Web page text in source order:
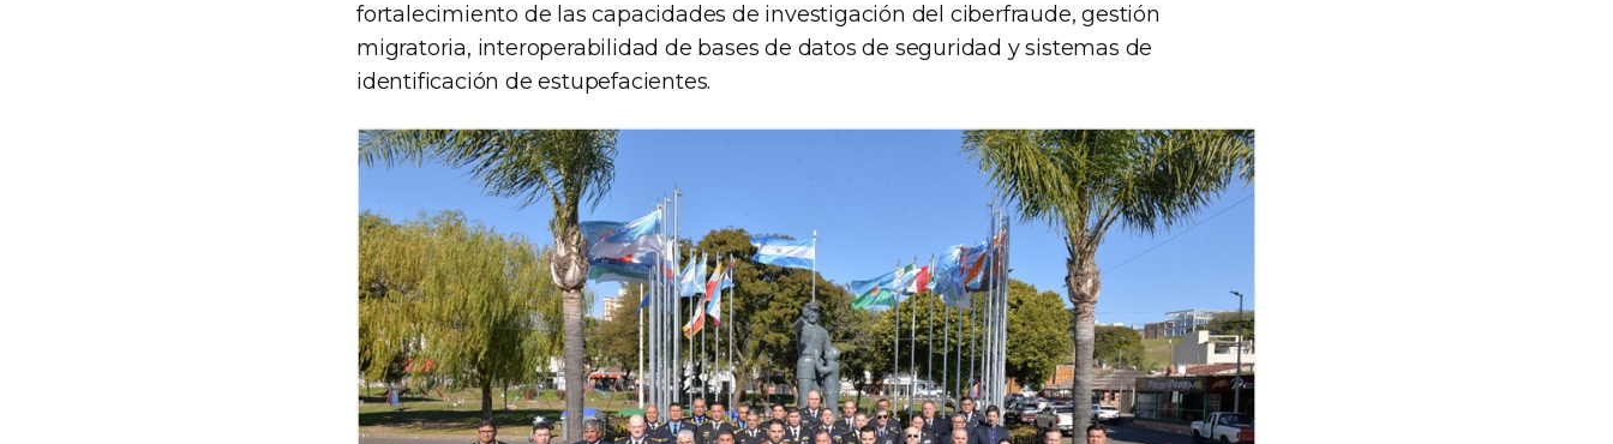
fortalecimiento de las capacidades de investigación del ciberfraude, gestión
migratoria, interoperabilidad de bases de datos de seguridad y sistemas de
identificación de estupefacientes.